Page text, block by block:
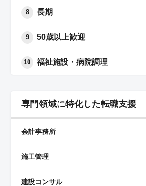
8 長期
9 50歳以上歓迎
10 福祉施設・病院調理
専門領域に特化した転職支援
会計事務所
施工管理
建設コンサル